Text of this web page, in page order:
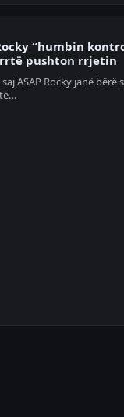
“humbin
pushton rrjetin
ASAP Rocky janë bërë